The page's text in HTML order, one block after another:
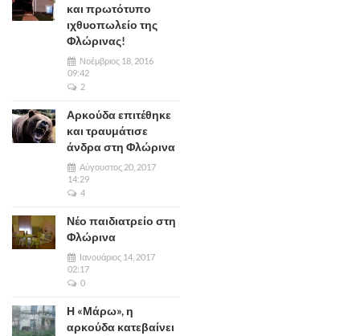
και πρωτότυπο
ιχθυοπωλείο της
Φλώρινας!
Νοέμβριος 18, 2016
09:42
2
Αρκούδα επιτέθηκε
και τραυμάτισε
άνδρα στη Φλώρινα
Αύγουστος 20, 2017
14:29
4
Νέο παιδιατρείο στη
Φλώρινα
Ιανουάριος 14, 2017
02:17
0
Η «Μάρω», η
αρκούδα κατεβαίνει